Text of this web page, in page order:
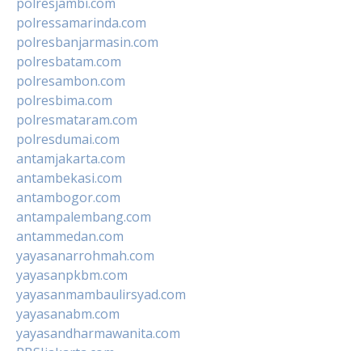
polressamarinda.com
polresbanjarmasin.com
polresbatam.com
polresambon.com
polresbima.com
polresmataram.com
polresdumai.com
antamjakarta.com
antambekasi.com
antambogor.com
antampalembang.com
antammedan.com
yayasanarrohmah.com
yayasanpkbm.com
yayasanmambaulirsyad.com
yayasanabm.com
yayasandharmawanita.com